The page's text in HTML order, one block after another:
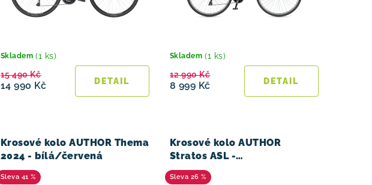
Skladem (1 ks)
14 990 Kč
15 490 Kč
Skladem (1 ks)
8 999 Kč
12 990 Kč
Krosové kolo AUTHOR Thema
2024 - bílá/červená
41 %
Krosové kolo AUTHOR
Stratos ASL -
bílá/zelená/stříbrná
26 %